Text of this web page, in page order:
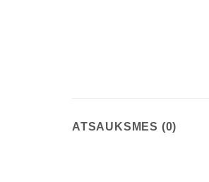
ATSAUKSMES (0)